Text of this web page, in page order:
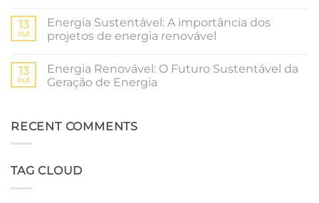
da
Geração
de
em
Energia
Sustentável:
da
Geração
de
13
out
Energia Sustentável: A importância dos
projetos de energia renovável
em
Energia
Sustentável:
projetos
de
13
out
Energia Renovável: O Futuro Sustentável da
Geração de Energia
Energia
Renovável:
da
RECENT COMMENTS
TAG CLOUD